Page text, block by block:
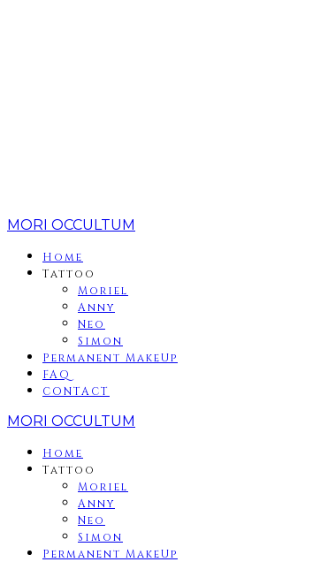
MORI OCCULTUM
Home
Tattoo
Moriel
Anny
Neo
Simon
Permanent MakeUp
FAQ
CONTACT
MORI OCCULTUM
Home
Tattoo
Moriel
Anny
Neo
Simon
Permanent MakeUp